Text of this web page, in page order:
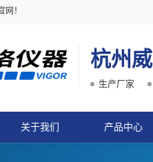
！
杭州
生产厂家
关于我们 产品中心